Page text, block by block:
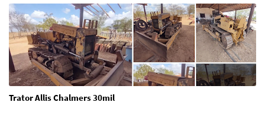
Trator Allis Chalmers 30mil